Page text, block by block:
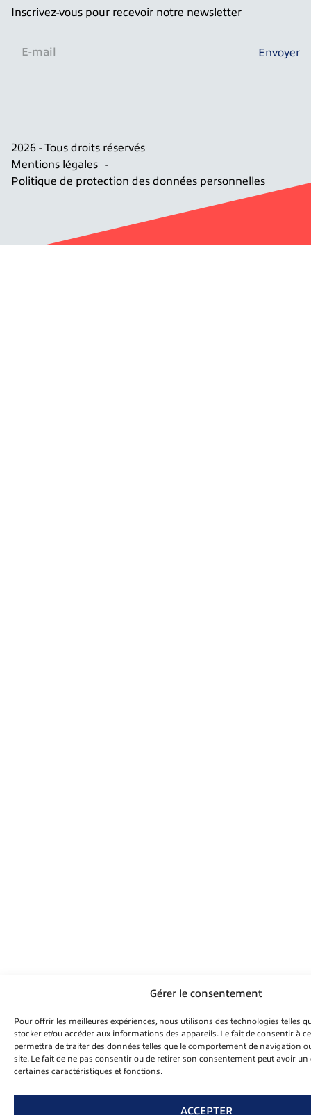
Gérer le consentement
Pour offrir les meilleures expériences, nous utilisons des technologies telles
stocker et/ou accéder aux informations des appareils. Le fait de consentir à
permettra de traiter des données telles que le comportement de navigation
site. Le fait de ne pas consentir ou de retirer son consentement peut avoir
certaines caractéristiques et fonctions.
ACCEPTER
Inscrivez-vous pour recevoir notre newsletter
m
Envoyer
2026 - Tous droits réservés
Mentions légales
Politique de protection des données personnelles